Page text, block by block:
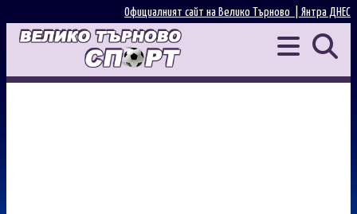
Янтра ДНЕС
Официалният сайт на Велико Търново |